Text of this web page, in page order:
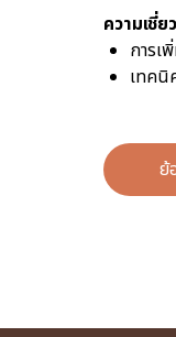
ความเชี่
การเ
เทคนิ
ย้